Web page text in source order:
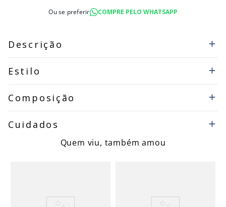
Ou se preferir COMPRE PELO WHATSAPP
Descrição
Estilo
Composição
Cuidados
Quem viu, também amou